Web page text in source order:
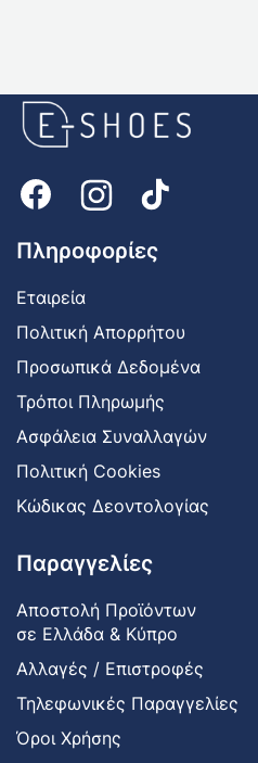
Πληροφορίες
Εταιρεία
Πολιτική Απορρήτου
Προσωπικά Δεδομένα
Τρόποι Πληρωμής
Ασφάλεια Συναλλαγών
Πολιτική Cookies
Κώδικας Δεοντολογίας
Παραγγελίες
Αποστολή Προϊόντων
σε Ελλάδα & Κύπρο
Αλλαγές / Επιστροφές
Τηλεφωνικές Παραγγελίες
Όροι Χρήσης